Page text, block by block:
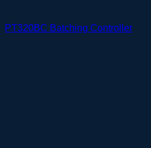
PT320BC Batching Controller